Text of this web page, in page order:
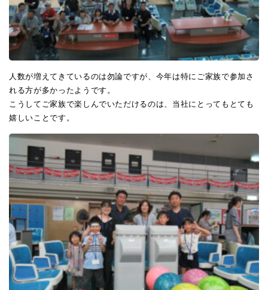
人数が増えてきているのは勿論ですが、今年は特にご家族で参加さ
れる方が多かったようです。
こうしてご家族で楽しんでいただけるのは、当社にとってもとても
嬉しいことです。